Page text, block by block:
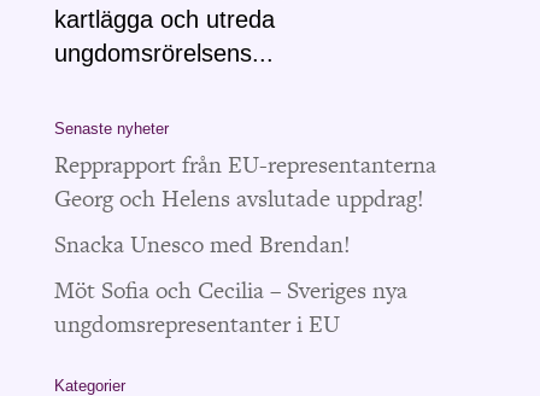
kartlägga och utreda
ungdomsrörelsens...
Senaste nyheter
Repprapport från EU-representanterna
Georg och Helens avslutade uppdrag!
Snacka Unesco med Brendan!
Möt Sofia och Cecilia – Sveriges nya
ungdomsrepresentanter i EU
Kategorier